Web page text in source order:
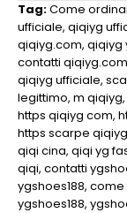
Tag:Come
ufficiale, qiqiyg
qiqiyg.com, qiqiyg
contatti qiqiyg.com
qiqiyg ufficiale,
legittimo, m qiqiyg,
https qiqiyg com,
https scarpe
qiqi cina, qiqi yg
qiqi, contatti
ygshoes188, come
ygshoes188,